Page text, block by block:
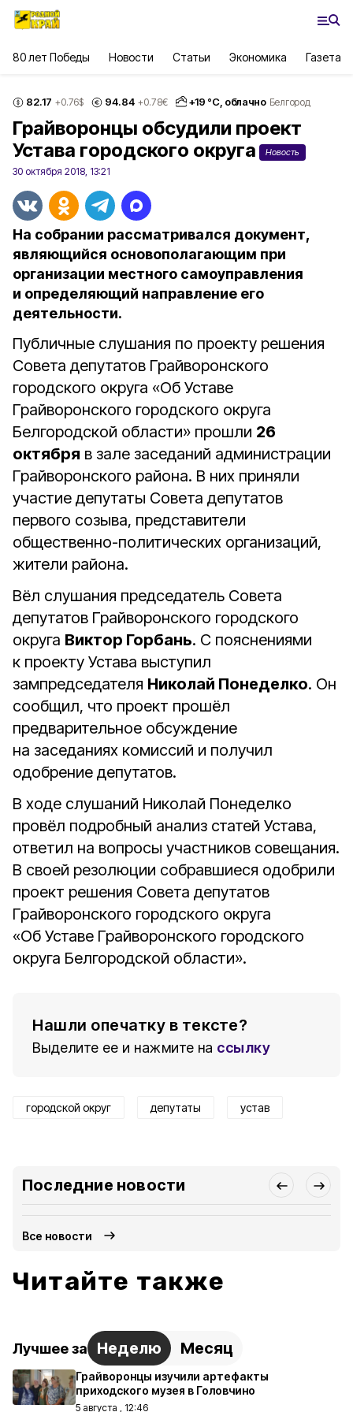
80 лет Победы Новости Статьи Экономика Газета
82.17 +0.76$ 94.84 +0.78€ +19 °С, облачно Белгород
Грайворонцы обсудили проект
Устава городского округа
Новость
30 октября 2018, 13:21
На собрании рассматривался документ,
являющийся основополагающим при
организации местного самоуправления
и определяющий направление его
деятельности.
Публичные слушания по проекту решения
Совета депутатов Грайворонского
городского округа «Об Уставе
Грайворонского городского округа
Белгородской области» прошли 26
октября в зале заседаний администрации
Грайворонского района. В них приняли
участие депутаты Совета депутатов
первого созыва, представители
общественно-политических организаций,
жители района.
Вёл слушания председатель Совета
депутатов Грайворонского городского
округа Виктор Горбань. С пояснениями
к проекту Устава выступил
зампредседателя Николай Понеделко. Он
сообщил, что проект прошёл
предварительное обсуждение
на заседаниях комиссий и получил
одобрение депутатов.
В ходе слушаний Николай Понеделко
провёл подробный анализ статей Устава,
ответил на вопросы участников совещания.
В своей резолюции собравшиеся одобрили
проект решения Совета депутатов
Грайворонского городского округа
«Об Уставе Грайворонского городского
округа Белгородской области».
Нашли опечатку в тексте?
Выделите ее и нажмите на ссылку
городской округ депутаты устав
Последние новости
Все новости
Читайте также
Лучшее за Неделю Месяц
Грайворонцы изучили артефакты
приходского музея в Головчино
5 августа , 12:46